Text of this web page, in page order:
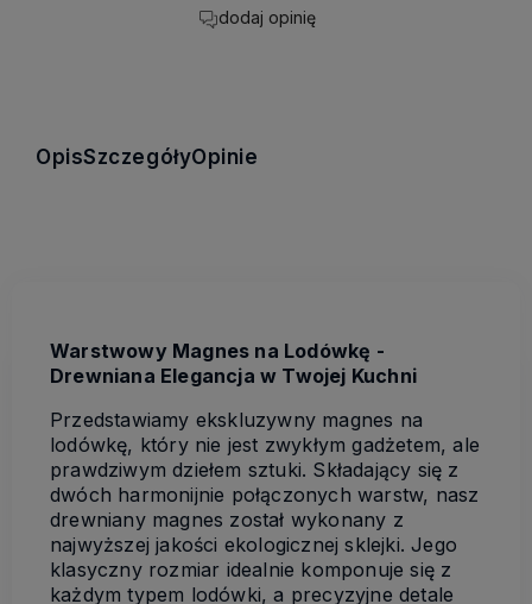
dodaj opinię
OpisSzczegółyOpinie
Warstwowy Magnes na Lodówkę -
Drewniana Elegancja w Twojej Kuchni
Przedstawiamy ekskluzywny magnes na
lodówkę, który nie jest zwykłym gadżetem, ale
prawdziwym dziełem sztuki. Składający się z
dwóch harmonijnie połączonych warstw, nasz
drewniany magnes został wykonany z
najwyższej jakości ekologicznej sklejki. Jego
klasyczny rozmiar idealnie komponuje się z
każdym typem lodówki, a precyzyjne detale